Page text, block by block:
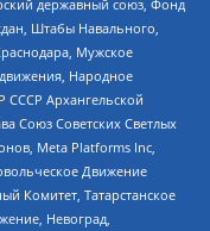
державный союз, Фонд
Штабы Навального,
Мужское
Народное
СССР Архангельской
Союз Советских Светлых
Meta Platforms Inc,
Движение
Комитет, Татарстанское
Невоград,